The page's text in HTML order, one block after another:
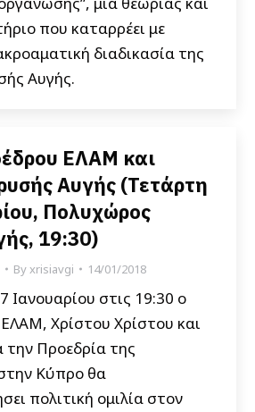
που καταρρέει με
διαδικασία της
Αυγής.
ΕΛΑΜ και
Αυγής (Τετάρτη
Πολυχώρος
19:30)
Byxrisiavgi 14/01/2018
Ιανουαρίου στις 19:30 ο
Χρίστου Χρίστου και
την Προεδρία της
Κύπρο θα
πολιτική ομιλία στον